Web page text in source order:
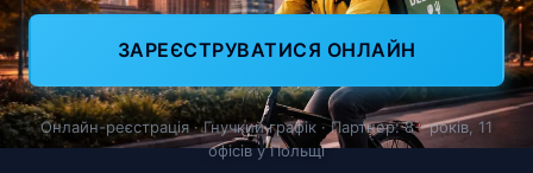
ЗАРЕЄСТРУВАТИСЯ ОНЛАЙН
Онлайн-реєстрація · Гнучкий графік · Партнер: 8+ років, 11
офісів у Польщі